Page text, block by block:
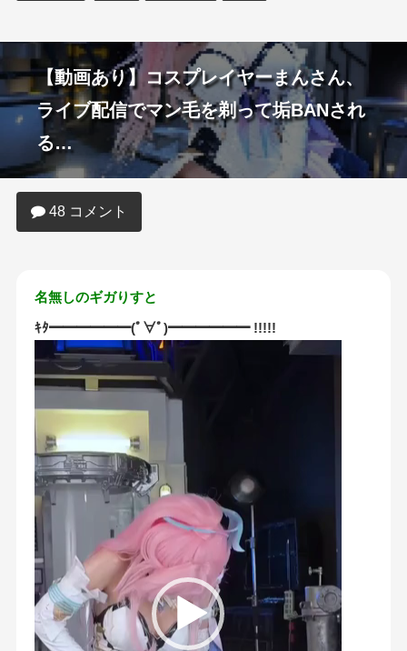
【動画あり】コスプレイヤーまんさん、
ライブ配信でマン毛を剃って垢BANされ
る…
48 コメント
名無しのギガりすと
ｷﾀ━━━━━━(ﾟ∀ﾟ)━━━━━━ !!!!!
画
ー
ヤ
ー